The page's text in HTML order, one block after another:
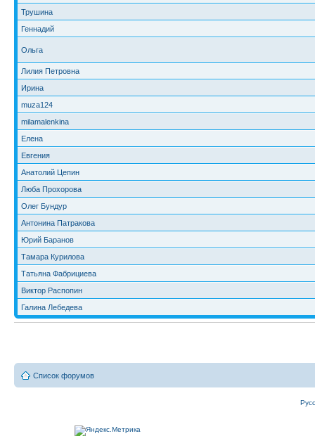
Трушина
Геннадий
Ольга
Лилия Петровна
Ирина
muza124
milamalenkina
Елена
Евгения
Анатолий Цепин
Люба Прохорова
Олег Бундур
Антонина Патракова
Юрий Баранов
Тамара Курилова
Татьяна Фабрициева
Виктор Распопин
Галина Лебедева
Список форумов